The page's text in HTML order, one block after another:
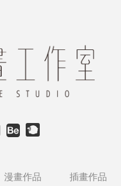
漫畫作品 插畫作品